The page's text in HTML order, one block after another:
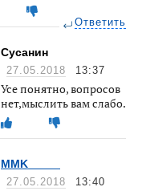
Ответить
Сусанин
27.05.2018 13:37
Усе понятно, вопросов
нет,мыслить вам слабо.
MMK_____
27.05.2018 13:40